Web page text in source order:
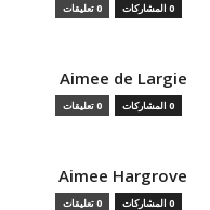
0 المشاركات 0 تعليقات
Aimee de Largie
0 المشاركات 0 تعليقات
Aimee Hargrove
0 المشاركات 0 تعليقات